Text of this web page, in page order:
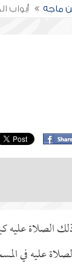
ماجه أبواب
الصلاة عليه
عليه في